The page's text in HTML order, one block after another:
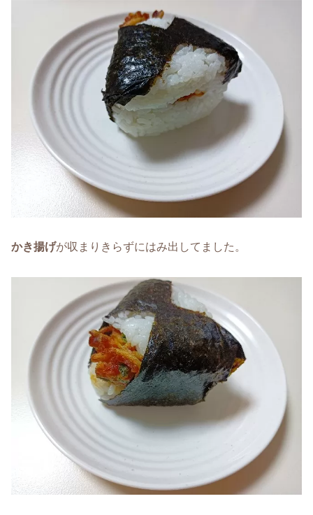
かき揚げが収まりきらずにはみ出してました。